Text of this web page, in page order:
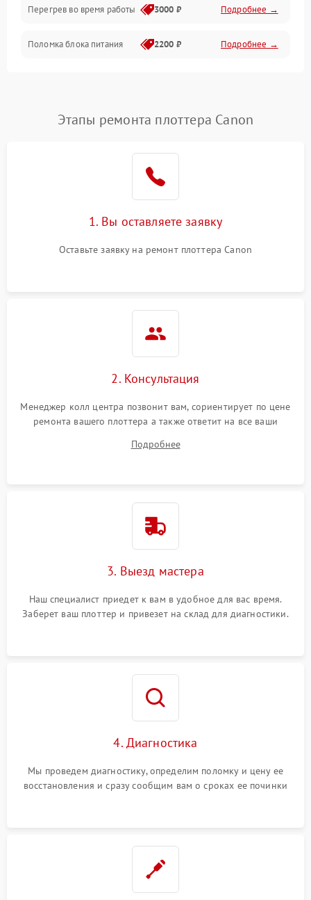
Корпус/Герметичность
Интерфейсы
Перегрев во время работы 3000 ₽ Подробнее →
Поломка блока питания 2200 ₽ Подробнее →
Этапы ремонта плоттера Canon
1. Вы оставляете заявку
Оставьте заявку на ремонт плоттера Canon
2. Консультация
Менеджер колл центра позвонит вам, сориентирует по цене
ремонта вашего плоттера а также ответит на все ваши
Подробнее
3. Выезд мастера
Наш специалист приедет к вам в удобное для вас время.
Заберет ваш плоттер и привезет на склад для диагностики.
4. Диагностика
Мы проведем диагностику, определим поломку и цену ее
восстановления и сразу сообщим вам о сроках ее починки